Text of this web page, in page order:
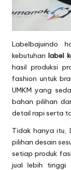
Labelbajuindo
kebutuhanlabel
hasil produksi
fashion untuk
UMKM yang
bahan pilihan
detail rapi serta
Tidak hanya itu,
pilihan desain
setiap produk
jual lebih tinggi